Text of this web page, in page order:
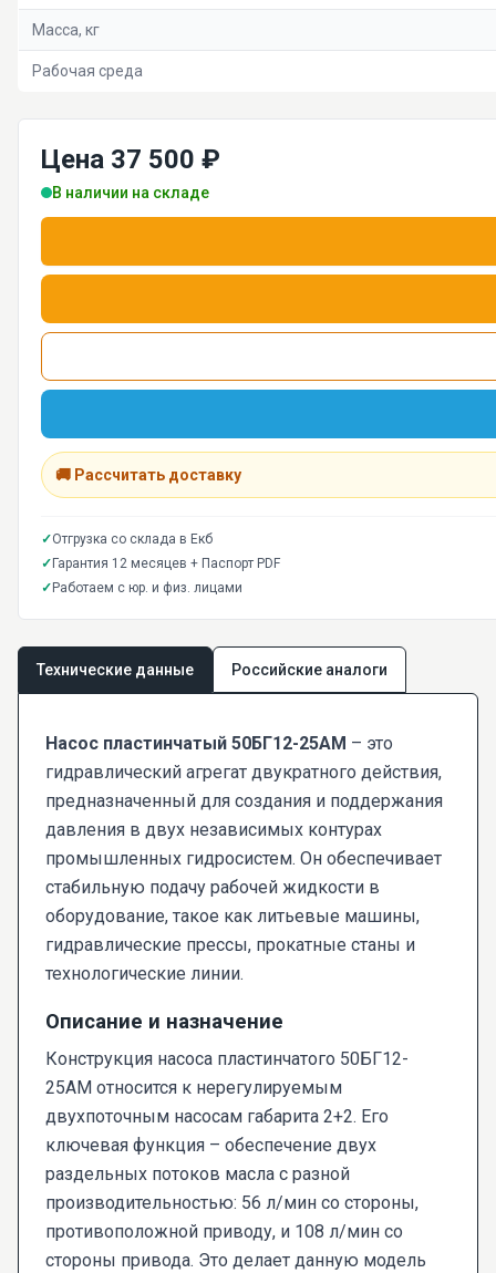
Масса, кг
Рабочая среда
Цена 37 500 ₽
В наличии на складе
🚚 Рассчитать доставку
✓Отгрузка со склада в Екб
✓ Гарантия 12 месяцев + Паспорт PDF
✓ Работаем с юр. и физ. лицами
Технические данные Российские аналоги
Насос пластинчатый 50БГ12-25АМ – это
гидравлический агрегат двукратного действия,
предназначенный для создания и поддержания
давления в двух независимых контурах
промышленных гидросистем. Он обеспечивает
стабильную подачу рабочей жидкости в
оборудование, такое как литьевые машины,
гидравлические прессы, прокатные станы и
технологические линии.
Описание и назначение
Конструкция насоса пластинчатого 50БГ12-
25АМ относится к нерегулируемым
двухпоточным насосам габарита 2+2. Его
ключевая функция – обеспечение двух
раздельных потоков масла с разной
производительностью: 56 л/мин со стороны,
противоположной приводу, и 108 л/мин со
стороны привода. Это делает данную модель